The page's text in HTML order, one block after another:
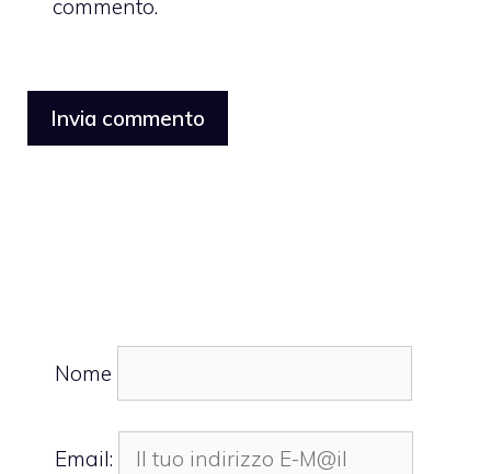
commento.
Nome
Email: